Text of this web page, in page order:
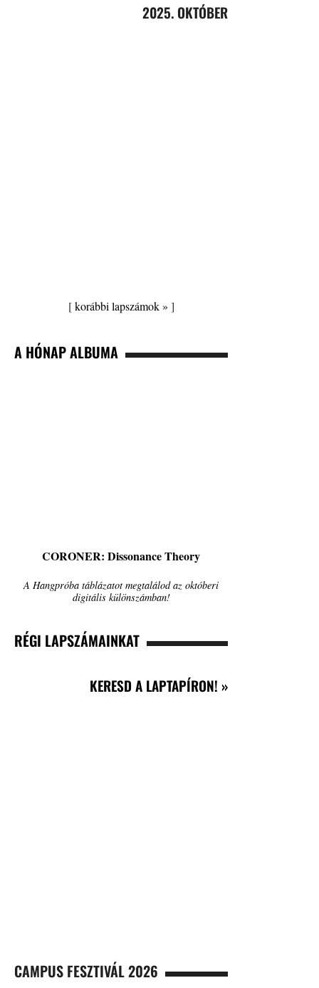
2025. OKTÓBER
[korábbi lapszámok » ]
A HÓNAP ALBUMA
CORONER: Dissonance Theory
A Hangpróba táblázatot megtalálod az októberi
digitális különszámban!
RÉGI LAPSZÁMAINKAT
KERESD A LAPTAPÍRON! »
CAMPUS FESZTIVÁL 2026